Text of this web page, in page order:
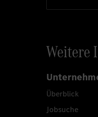
Weitere
Überblick
Jobsuche